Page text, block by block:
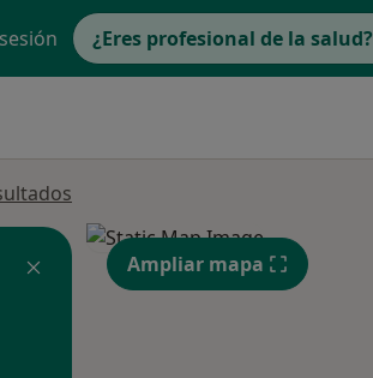
¿Eres profesional de la salud?
Ampliar mapa